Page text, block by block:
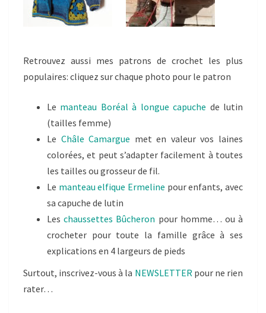
Retrouvez aussi mes patrons de crochet les plus
populaires: cliquez sur chaque photo pour le patron
Le manteau Boréal à longue capuche de lutin
(tailles femme)
Le Châle Camargue met en valeur vos laines
colorées, et peut s’adapter facilement à toutes
les tailles ou grosseur de fil.
Le manteau elfique Ermeline pour enfants, avec
sa capuche de lutin
Leschaussettes Bûcheron pour homme… ou à
crocheter pour toute la famille grâce à ses
explications en 4 largeurs de pieds
Surtout, inscrivez-vous à la NEWSLETTER pour ne rien
rater…